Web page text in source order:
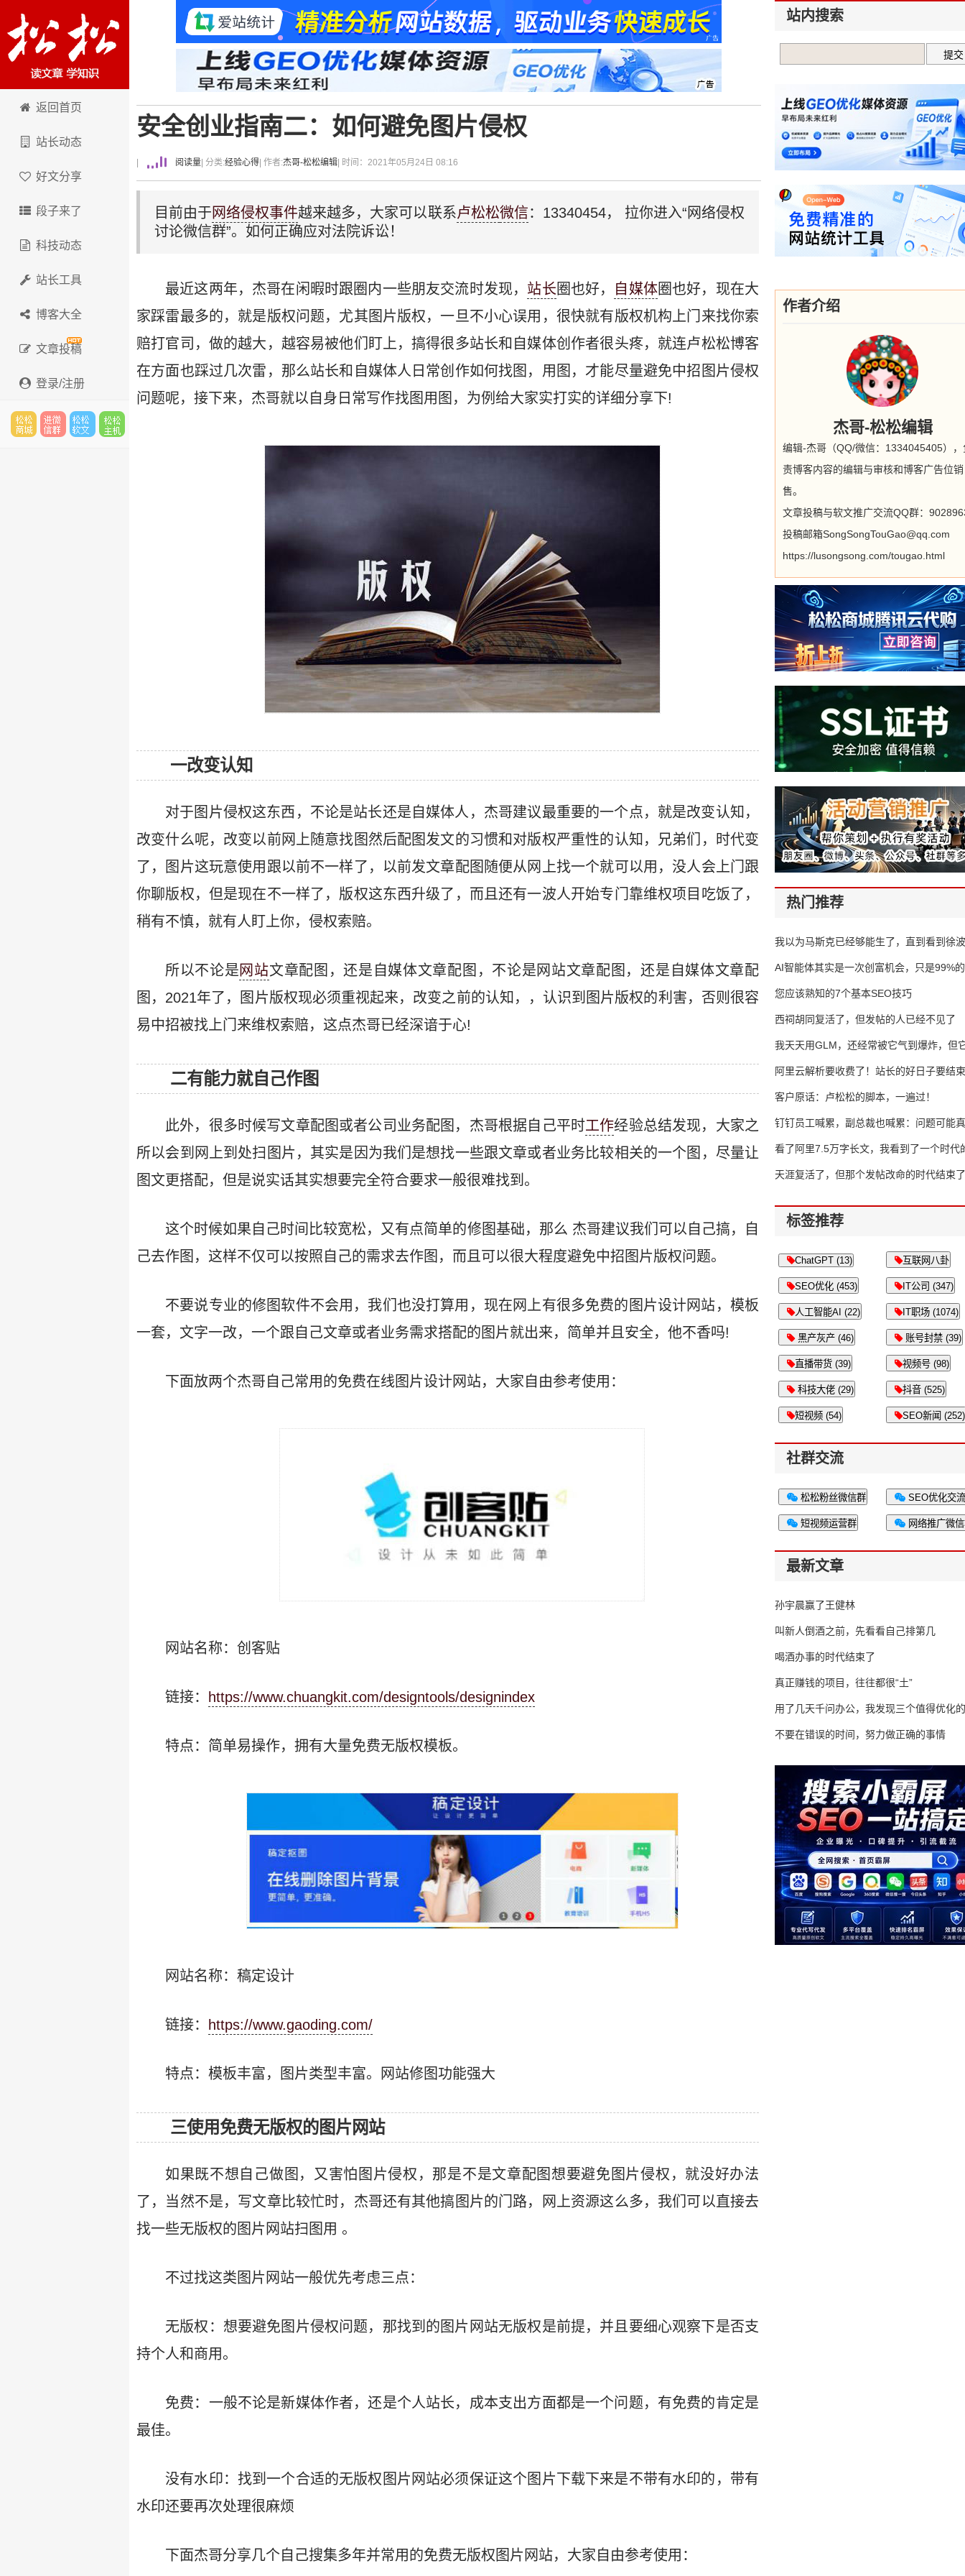
卢松松博客
返回首页
站长动态
好文分享
段子来了
科技动态
站长工具
博客大全
文章投稿
登录/注册
安全创业指南二：如何避免图片侵权
阅读量 | 分类:经验心得 | 作者:杰哥-松松编辑 | 时间：2021年05月24日 08:16
目前由于网络侵权事件越来越多，大家可以联系卢松松微信：13340454， 拉你进入“网络侵权
讨论微信群”。如何正确应对法院诉讼！
最近这两年，杰哥在闲暇时跟圈内一些朋友交流时发现， 站长圈也好， 自媒体圈也好，现在大
家踩雷最多的，就是版权问题，尤其图片版权，一旦不小心误用，很快就有版权机构上门来找你索
赔打官司，做的越大，越容易被他们盯上，搞得很多站长和自媒体创作者很头疼，就连卢松松博客
在方面也踩过几次雷，那么站长和自媒体人日常创作如何找图，用图，才能尽量避免中招图片侵权
问题呢，接下来，杰哥就以自身日常写作找图用图，为例给大家实打实的详细分享下!
一改变认知
对于图片侵权这东西，不论是站长还是自媒体人，杰哥建议最重要的一个点，就是改变认知，
改变什么呢，改变以前网上随意找图然后配图发文的习惯和对版权严重性的认知，兄弟们，时代变
了，图片这玩意使用跟以前不一样了，以前发文章配图随便从网上找一个就可以用，没人会上门跟
你聊版权，但是现在不一样了，版权这东西升级了，而且还有一波人开始专门靠维权项目吃饭了，
稍有不慎，就有人盯上你，侵权索赔。
所以不论是网站文章配图，还是自媒体文章配图，不论是网站文章配图，还是自媒体文章配
图，2021年了，图片版权现必须重视起来，改变之前的认知，，认识到图片版权的利害，否则很容
易中招被找上门来维权索赔，这点杰哥已经深谙于心!
二有能力就自己作图
此外，很多时候写文章配图或者公司业务配图，杰哥根据自己平时工作经验总结发现，大家之
所以会到网上到处扫图片，其实是因为我们是想找一些跟文章或者业务比较相关的一个图，尽量让
图文更搭配，但是说实话其实想要完全符合要求一般很难找到。
这个时候如果自己时间比较宽松，又有点简单的修图基础，那么 杰哥建议我们可以自己搞，自
己去作图，这样不仅可以按照自己的需求去作图，而且可以很大程度避免中招图片版权问题。
不要说专业的修图软件不会用，我们也没打算用，现在网上有很多免费的图片设计网站，模板
一套，文字一改，一个跟自己文章或者业务需求搭配的图片就出来，简单并且安全，他不香吗!
下面放两个杰哥自己常用的免费在线图片设计网站，大家自由参考使用：
网站名称：创客贴
链接： https://www.chuangkit.com/designtools/designindex
特点：简单易操作，拥有大量免费无版权模板。
网站名称：稿定设计
链接： https://www.gaoding.com/
特点：模板丰富，图片类型丰富。网站修图功能强大
三使用免费无版权的图片网站
如果既不想自己做图，又害怕图片侵权，那是不是文章配图想要避免图片侵权，就没好办法
了，当然不是，写文章比较忙时，杰哥还有其他搞图片的门路，网上资源这么多，我们可以直接去
找一些无版权的图片网站扫图用 。
不过找这类图片网站一般优先考虑三点：
无版权：想要避免图片侵权问题，那找到的图片网站无版权是前提，并且要细心观察下是否支
持个人和商用。
免费：一般不论是新媒体作者，还是个人站长，成本支出方面都是一个问题，有免费的肯定是
最佳。
没有水印：找到一个合适的无版权图片网站必须保证这个图片下载下来是不带有水印的，带有
水印还要再次处理很麻烦
下面杰哥分享几个自己搜集多年并常用的免费无版权图片网站，大家自由参考使用：
站内搜索
作者介绍
杰哥-松松编辑
编辑-杰哥（QQ/微信：1334045405），
责博客内容的编辑与审核和博客广告位销
售。
文章投稿与软文推广交流QQ群：
投稿邮箱SongSongTouGao@qq.com
https://lusongsong.com/tougao.html
热门推荐
我以为马斯克已经够能生了，直到看到
AI智能体其实是一次创富机会，只是99%
错过了
您应该熟知的7个基本SEO技巧
西祠胡同复活了，但发帖的人已经不见了
我天天用GLM，还经常被它气到爆炸，但
16万亿
阿里云解析要收费了！站长的好日子要结
客户原话：卢松松的脚本，一遍过！
钉钉员工喊累，副总裁也喊累：问题可能
了
看了阿里7.5万字长文，我看到了一个时代
天涯复活了，但那个发帖改命的时代结束了
标签推荐
ChatGPT (13) 互联网八卦
SEO优化 (453) IT公司 (347)
人工智能AI (22) IT职场 (1074)
黑产灰产 (46) 账号封禁 (39)
直播带货 (39) 视频号 (98)
科技大佬 (29) 抖音 (525)
短视频 (54) SEO新闻 (252)
社群交流
松松粉丝微信群 SEO优化交
短视频运营群 网络推广微
最新文章
孙宇晨赢了王健林
叫新人倒酒之前，先看看自己排第几
喝酒办事的时代结束了
真正赚钱的项目，往往都很“土”
用了几天千问办公，我发现三个值得优化
不要在错误的时间，努力做正确的事情